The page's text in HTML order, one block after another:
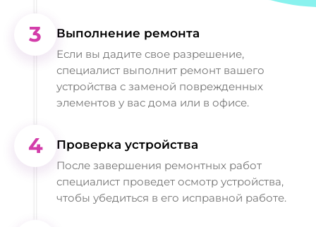
3 Выполнение ремонта
Если вы дадите свое разрешение,
специалист выполнит ремонт вашего
устройства с заменой поврежденных
элементов у вас дома или в офисе.
4 Проверка устройства
После завершения ремонтных работ
специалист проведет осмотр устройства,
чтобы убедиться в его исправной работе.